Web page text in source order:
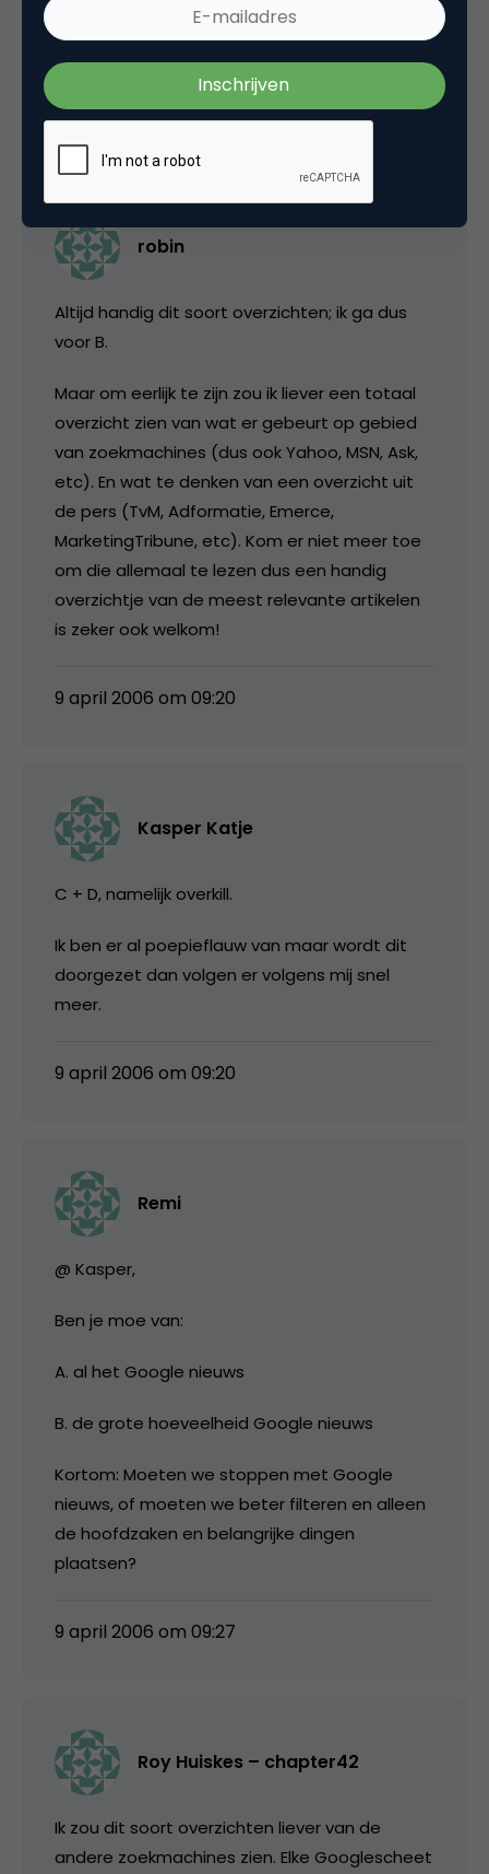
voor op Google. Da’s dan toch juist
interessant?
9 april 2006 om 09:17
robin
Altijd handig dit soort overzichten; ik ga dus
voor B.
Maar om eerlijk te zijn zou ik liever een totaal
overzicht zien van wat er gebeurt op gebied
van zoekmachines (dus ook Yahoo, MSN, Ask,
etc). En wat te denken van een overzicht uit
de pers (TvM, Adformatie, Emerce,
MarketingTribune, etc). Kom er niet meer toe
om die allemaal te lezen dus een handig
overzichtje van de meest relevante artikelen
is zeker ook welkom!
9 april 2006 om 09:20
Kasper Katje
C + D, namelijk overkill.
Ik ben er al poepieflauw van maar wordt dit
doorgezet dan volgen er volgens mij snel
meer.
9 april 2006 om 09:20
Remi
@ Kasper,
Ben je moe van:
A. al het Google nieuws
B. de grote hoeveelheid Google nieuws
Kortom: Moeten we stoppen met Google
nieuws, of moeten we beter filteren en alleen
de hoofdzaken en belangrijke dingen
plaatsen?
9 april 2006 om 09:27
Roy Huiskes – chapter42
Ik zou dit soort overzichten liever van de
andere zoekmachines zien. Elke Googlescheet